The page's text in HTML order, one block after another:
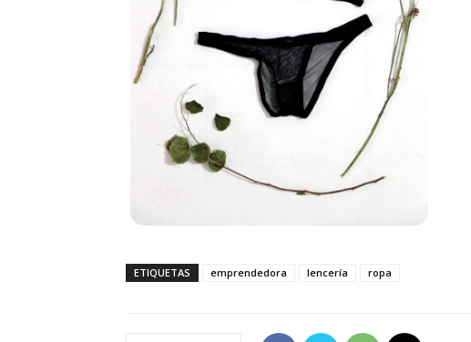
ETIQUETAS emprendedora lencería ropa